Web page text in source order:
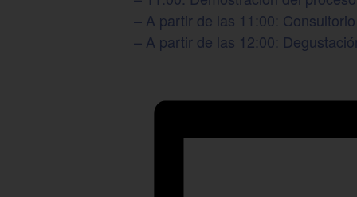
– A partir de las 11:00:
– A partir de las 12:00: